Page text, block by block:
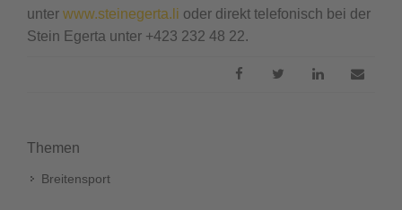
unter www.steinegerta.li oder direkt telefonisch bei der
Stein Egerta unter +423 232 48 22.
Themen
Breitensport